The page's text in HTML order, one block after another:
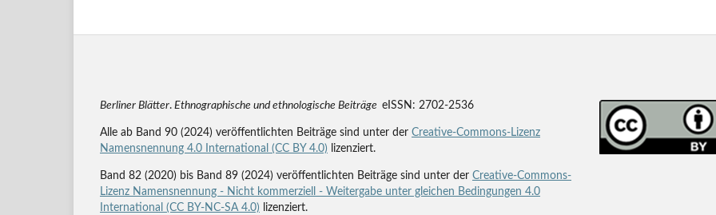
Berliner Blätter. Ethnographische und ethnologische Beiträge eISSN: 2702-2536
Alle ab Band 90 (2024) veröffentlichten Beiträge sind unter der Creative-Commons-Lizenz
Namensnennung 4.0 International (CC BY 4.0) lizenziert.
Band 82 (2020) bis Band 89 (2024) veröffentlichten Beiträge sind unter der Creative-Commons-
Lizenz Namensnennung - Nicht kommerziell - Weitergabe unter gleichen Bedingungen 4.0
International (CC BY-NC-SA 4.0) lizenziert.